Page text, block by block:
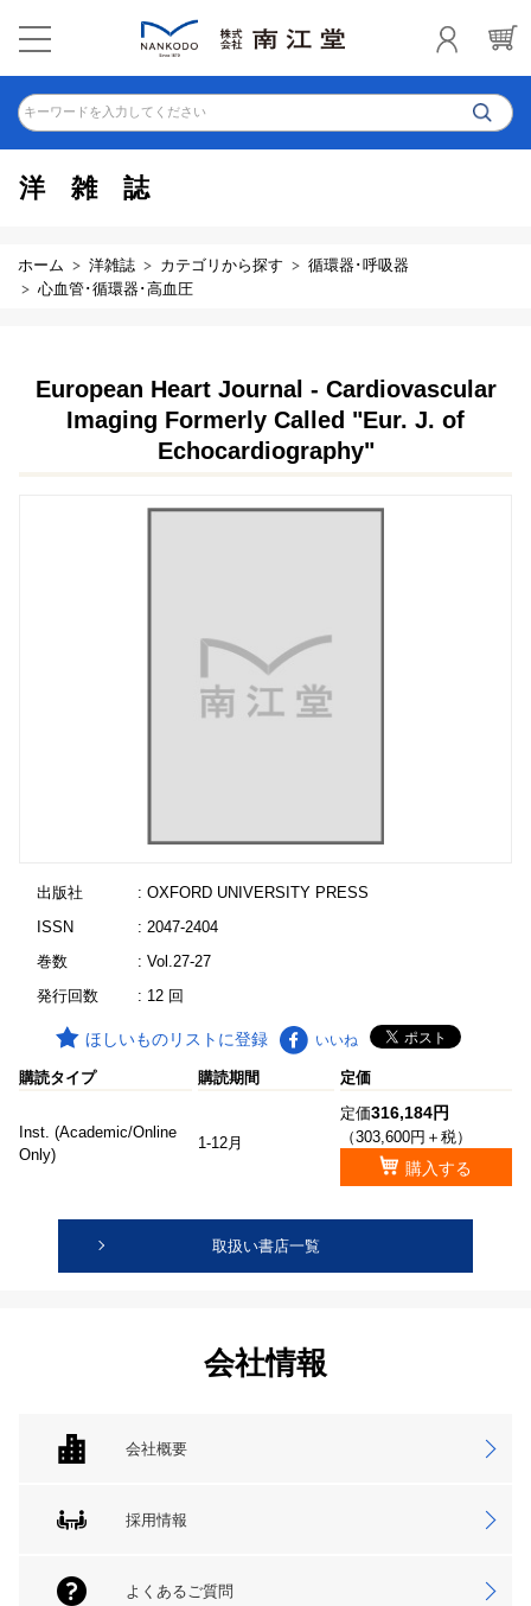
キーワードを入力してください
洋雑誌
ホーム 洋雑誌 カテゴリから探す
循環器･呼吸器
心血管･循環器･高血圧
European Heart Journal - Cardiovascular
Imaging Formerly Called "Eur. J. of
Echocardiography"
出版社
: OXFORD UNIVERSITY PRESS
ISSN
: 2047-2404
巻数
: Vol.27-27
発行回数
: 12 回
ほしいものリストに登録 いいね
購読タイプ 購読期間 定価
Inst. (Academic/Online
Only)
1-12月
定価316,184円
（303,600円＋税）
購入する
取扱い書店一覧
会社情報
会社概要
採用情報
よくあるご質問